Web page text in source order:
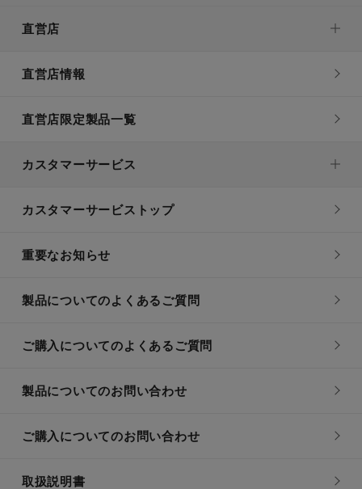
直営店
直営店情報
直営店限定製品一覧
カスタマーサービス
カスタマーサービストップ
重要なお知らせ
製品についてのよくあるご質問
ご購入についてのよくあるご質問
製品についてのお問い合わせ
ご購入についてのお問い合わせ
取扱説明書